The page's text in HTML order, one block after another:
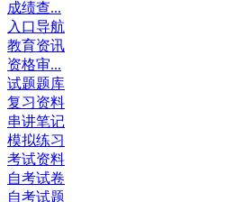
成绩查...
入口导航
教育资讯
资格审...
试题题库
复习资料
串讲笔记
模拟练习
考试资料
自考试卷
自考试题